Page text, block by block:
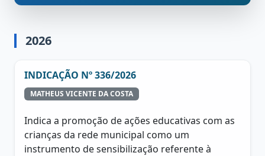
2026
INDICAÇÃO Nº 336/2026
MATHEUS VICENTE DA COSTA
Indica a promoção de ações educativas com as
crianças da rede municipal como um
instrumento de sensibilização referente à